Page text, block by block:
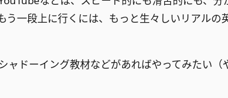
う一段上に行くには、もっと生々しいリアル
ャドーイング教材などがあればやってみたい